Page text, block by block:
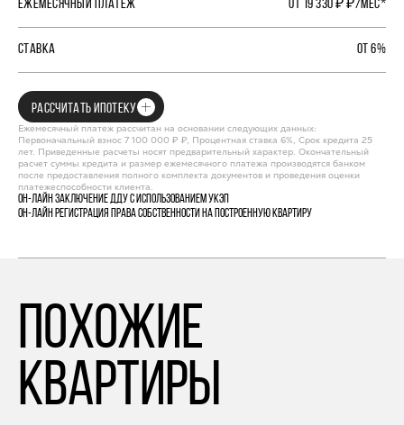
ЕЖЕМЕСЯЧНЫЙ ПЛАТЕЖ ОТ 19 330 ₽ ₽/МЕС*
СТАВКА ОТ 6%
РАССЧИТАТЬ ИПОТЕКУ
Ежемесячный платеж рассчитан на основании следующих данных:
Первоначальный взнос 7 100 000 ₽ ₽, Процентная ставка 6%, Срок кредита 25
лет. Приведенные расчеты носят предварительный характер. Окончательный
расчет суммы кредита и размер ежемесячного платежа производятся банком
после предоставления полного комплекта документов и проведения оценки
платежеспособности клиента.
Он-лайн заключение ДДУ с использованием УКЭП
Он-лайн регистрация права собственности на построенную квартиру
похожие
квартиры